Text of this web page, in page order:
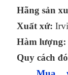
Hãng sản
Xuất xứ:
Hàm lượng:
Quy cách